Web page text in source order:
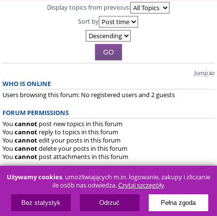
Display topics from previous:
Sort by
Jump to
WHO IS ONLINE
Users browsing this forum: No registered users and 2 guests
FORUM PERMISSIONS
You cannot post new topics in this forum
You cannot reply to topics in this forum
You cannotedit your posts in this forum
You cannotdelete your posts in this forum
You cannot post attachments in this forum
Board index
FAQ
Powered byphpBB ® Forum Software © phpBB Limited
Używamy cookies, umożliwiających m.in. logowanie, zakupy i zliczanie
ile osób nas odwiedza.Czytaj szczegóły.
Bez statystyk Odrzuć Pełna zgoda